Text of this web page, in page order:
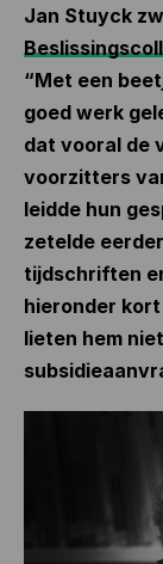
Jan Stuyck
“Met een
goed werk
dat vooral de
voorzitters
leidde hun
zetelde
tijdschriften
hieronder
lieten hem